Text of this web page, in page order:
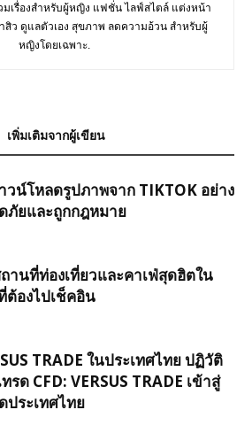
มเรื่องสำหรับผู้หญิง แฟชั่น ไลฟ์สไตล์ แต่งหน้า
าสิว ดูแลตัวเอง สุขภาพ ลดความอ้วน สำหรับผู้
หญิงโดยเฉพาะ.
เพิ่มเติมจากผู้เขียน
วน์โหลดรูปภาพจาก TIKTOK อย่าง
ภัยและถูกกฎหมาย
านที่ท่องเที่ยวและคาเฟ่สุดฮิตใน
ต้องไปเช็คอิน
TRADE ในประเทศไทย ปฏิวัติ
ทรด CFD: VERSUS TRADE เข้าสู่
ประเทศไทย